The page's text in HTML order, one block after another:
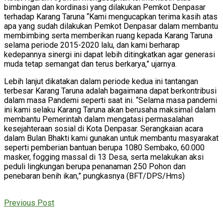
bimbingan dan kordinasi yang dilakukan Pemkot Denpasar
terhadap Karang Taruna “Kami mengucapkan terima kasih atas
apa yang sudah dilakukan Pemkot Denpasar dalam membantu
membimbing serta memberikan ruang kepada Karang Taruna
selama periode 2015-2020 lalu, dan kami berharap
kedepannya sinergi ini dapat lebih ditingkatkan agar generasi
muda tetap semangat dan terus berkarya,” ujarnya.
Lebih lanjut dikatakan dalam periode kedua ini tantangan
terbesar Karang Taruna adalah bagaimana dapat berkontribusi
dalam masa Pandemi seperti saat ini. “Selama masa pandemi
ini kami selaku Karang Taruna akan berusaha maksimal dalam
membantu Pemerintah dalam mengatasi permasalahan
kesejahteraan sosial di Kota Denpasar. Serangkaian acara
dalam Bulan Bhakti kami gunakan untuk membantu masyarakat
seperti pemberian bantuan berupa 1080 Sembako, 60.000
masker, fogging massal di 13 Desa, serta melakukan aksi
peduli lingkungan berupa penanaman 250 Pohon dan
penebaran benih ikan,” pungkasnya (BFT/DPS/Hms)
Previous Post